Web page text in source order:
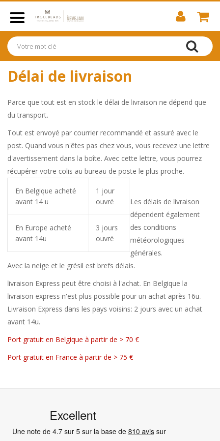
Délai de livraison
Parce que tout est en stock le délai de livraison ne dépend que
du transport.
Tout est envoyé par courrier recommandé et assuré avec le
post. Quand vous n'êtes pas chez vous, vous recevez une lettre
d'avertissement dans la boîte. Avec cette lettre, vous pourrez
récupérer votre colis au bureau de poste le plus proche.
En Belgique acheté
avant 14 u
1 jour
ouvré
En Europe acheté
avant 14u
3 jours
ouvré
Les délais de livraison
dépendent également
des conditions
météorologiques
générales.
Avec la neige et le grésil est brefs délais.
livraison Express peut être choisi à l'achat. En Belgique la
livraison express n'est plus possible pour un achat après 16u.
Livraison Express dans les pays voisins: 2 jours avec un achat
avant 14u.
Port gratuit en Belgique à partir de > 70 €
Port gratuit en France à partir de > 75 €